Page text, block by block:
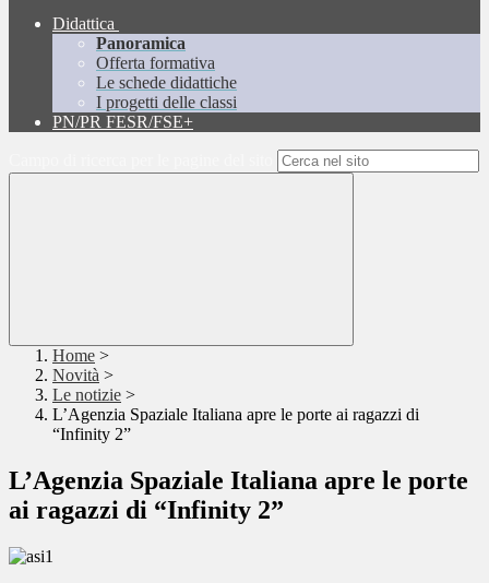
Didattica
Panoramica
Offerta formativa
Le schede didattiche
I progetti delle classi
PN/PR FESR/FSE+
Home >
Novità >
Le notizie >
L’Agenzia Spaziale Italiana apre le porte ai ragazzi di
“Infinity 2”
L’Agenzia Spaziale Italiana apre le porte
ai ragazzi di “Infinity 2”